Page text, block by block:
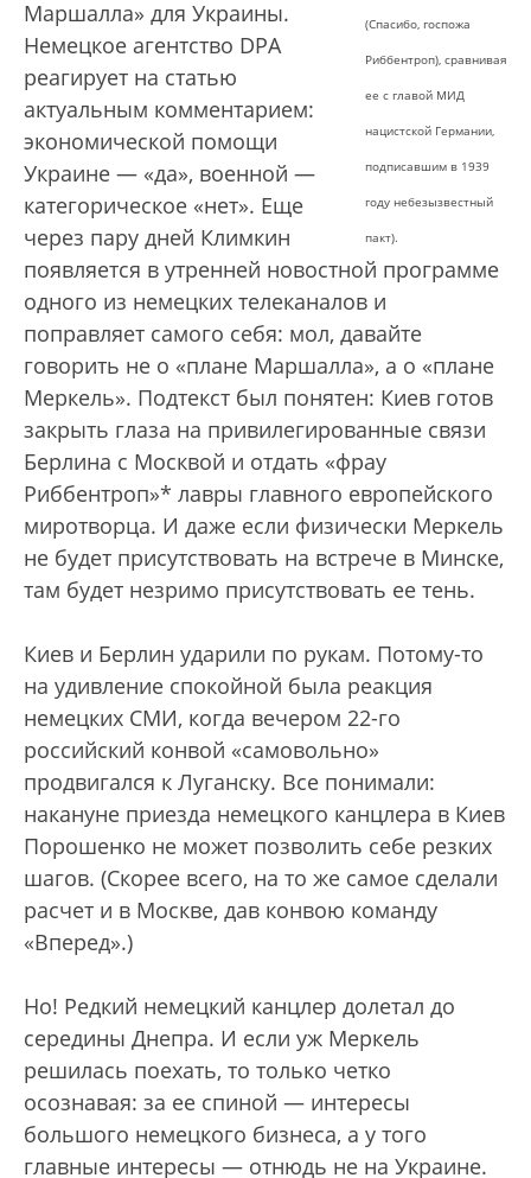
(Cпасибо, госпожа
Риббентроп), сравнивая
ее с главой МИД
нацистской Германии,
подписавшим в 1939
году небезызвестный
пакт).
Маршалла» для Украины.
Немецкое агентство DPA
реагирует на статью
актуальным комментарием:
экономической помощи
Украине — «да», военной —
категорическое «нет». Еще
через пару дней Климкин
появляется в утренней новостной программе
одного из немецких телеканалов и
поправляет самого себя: мол, давайте
говорить не о «плане Маршалла», а о «плане
Меркель». Подтекст был понятен: Киев готов
закрыть глаза на привилегированные связи
Берлина с Москвой и отдать «фрау
Риббентроп»* лавры главного европейского
миротворца. И даже если физически Меркель
не будет присутствовать на встрече в Минске,
там будет незримо присутствовать ее тень.
Киев и Берлин ударили по рукам. Потому-то
на удивление спокойной была реакция
немецких СМИ, когда вечером 22-го
российский конвой «самовольно»
продвигался к Луганску. Все понимали:
накануне приезда немецкого канцлера в Киев
Порошенко не может позволить себе резких
шагов. (Скорее всего, на то же самое сделали
расчет и в Москве, дав конвою команду
«Вперед».)
Но! Редкий немецкий канцлер долетал до
середины Днепра. И если уж Меркель
решилась поехать, то только четко
осознавая: за ее спиной — интересы
большого немецкого бизнеса, а у того
главные интересы — отнюдь не на Украине.